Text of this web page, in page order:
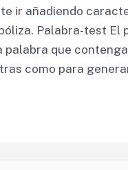
ir añadiendo
Palabra-test El
palabra que
como para